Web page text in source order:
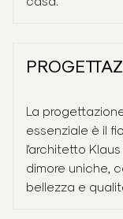
La
essenziale è il
l'architetto
dimore uniche,
bellezza e
Spazio
Spazio